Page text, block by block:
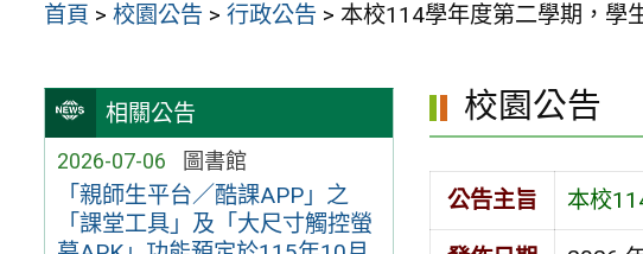
首頁 >校園公告 >行政公告 > 本校114學年度第二學期，學
相關公告
2026-07-06 圖書館
「親師生平台／酷課APP」之
「課堂工具」及「大尺寸觸控螢
校園公告
公告主旨 本校